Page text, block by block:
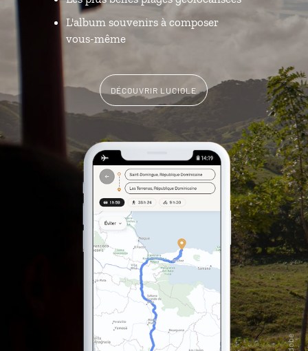
L'album souvenirs à composer
vous-même
DÉCOUVRIR LUCIOLE